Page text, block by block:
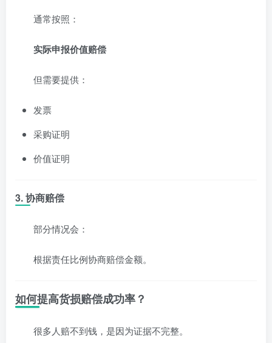
通常按照：
实际申报价值赔偿
但需要提供：
发票
采购证明
价值证明
3. 协商赔偿
部分情况会：
根据责任比例协商赔偿金额。
如何提高货损赔偿成功率？
很多人赔不到钱，是因为证据不完整。